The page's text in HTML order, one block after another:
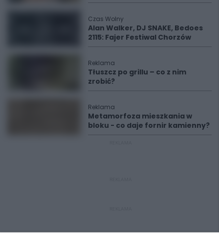
Czas Wolny
Alan Walker, DJ SNAKE, Bedoes
2115: Fajer Festiwal Chorzów
Reklama
Tłuszcz po grillu – co z nim
zrobić?
Reklama
Metamorfoza mieszkania w
bloku - co daje fornir kamienny?